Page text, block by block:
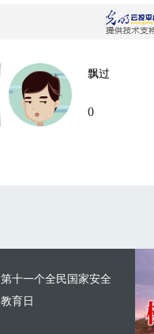
飘过
0
第十一个全民国家安全
教育日